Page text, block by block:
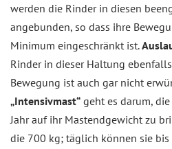
werden die Rinder in diesen
angebunden, so dass ihre
Minimum eingeschränkt ist.
Rinder in dieser Haltung
Bewegung ist auch gar nicht
„Intensivmast“ geht es darum,
Jahr auf ihr Mastendgewicht zu
die 700 kg; täglich können sie bis